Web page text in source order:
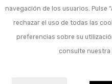
navegación de los usuarios. Pulse
rechazar el uso de todas las
preferencias sobre su
consulte nuestra
Bombas y
bombeo de